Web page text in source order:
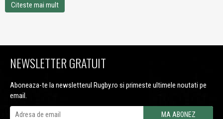
Citeste mai mult
NEWSLETTER GRATUIT
Aboneaza-te la newsletterul Rugby.ro si primeste ultimele noutati pe
email.